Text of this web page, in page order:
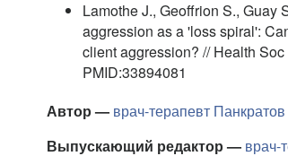
Lamothe J., Geoffrion S., Guay
aggression as a 'loss spiral':
client aggression? // Health
PMID:33894081
Автор — врач-терапевт
Выпускающий редактор — врач-